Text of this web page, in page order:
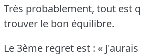
Très probablement, tout est
trouver le bon équilibre.
Le 3ème regret est : «